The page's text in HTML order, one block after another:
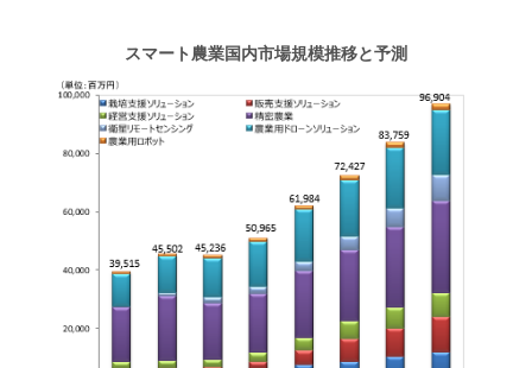
スマート農業国内市場規模推移と予測